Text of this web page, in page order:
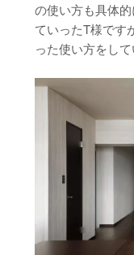
の使い方も具体
ていったT様です
った使い方をし